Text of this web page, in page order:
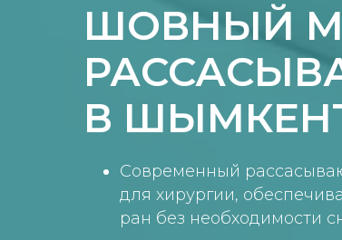
ШОВНЫЙ
В
Современный
для хирургии,
ран без необходимости